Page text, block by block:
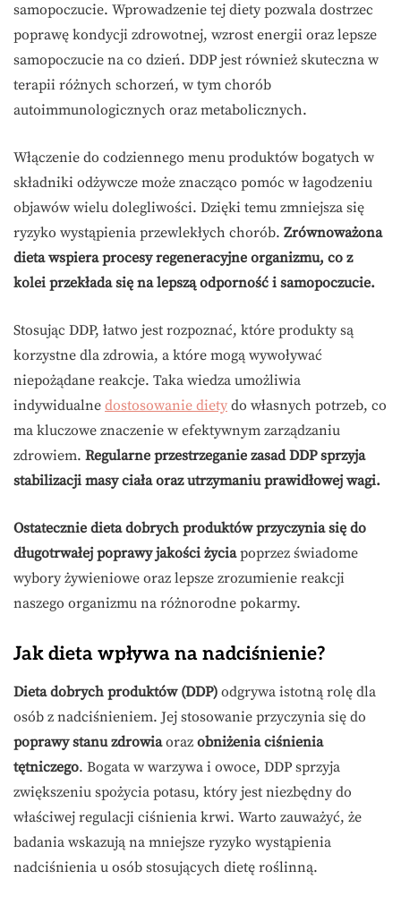
samopoczucie. Wprowadzenie tej diety pozwala dostrzec
poprawę kondycji zdrowotnej, wzrost energii oraz lepsze
samopoczucie na co dzień. DDP jest również skuteczna w
terapii różnych schorzeń, w tym chorób
autoimmunologicznych oraz metabolicznych.
Włączenie do codziennego menu produktów bogatych w
składniki odżywcze może znacząco pomóc w łagodzeniu
objawów wielu dolegliwości. Dzięki temu zmniejsza się
ryzyko wystąpienia przewlekłych chorób. Zrównoważona
dieta wspiera procesy regeneracyjne organizmu, co z
kolei przekłada się na lepszą odporność i samopoczucie.
Stosując DDP, łatwo jest rozpoznać, które produkty są
korzystne dla zdrowia, a które mogą wywoływać
niepożądane reakcje. Taka wiedza umożliwia
indywidualne dostosowanie diety do własnych potrzeb, co
ma kluczowe znaczenie w efektywnym zarządzaniu
zdrowiem. Regularne przestrzeganie zasad DDP sprzyja
stabilizacji masy ciała oraz utrzymaniu prawidłowej wagi.
Ostatecznie dieta dobrych produktów przyczynia się do
długotrwałej poprawy jakości życiapoprzez świadome
wybory żywieniowe oraz lepsze zrozumienie reakcji
naszego organizmu na różnorodne pokarmy.
Jak dieta wpływa na nadciśnienie?
Dieta dobrych produktów (DDP) odgrywa istotną rolę dla
osób z nadciśnieniem. Jej stosowanie przyczynia się do
poprawy stanu zdrowiaoraz obniżenia ciśnienia
tętniczego. Bogata w warzywa i owoce, DDP sprzyja
zwiększeniu spożycia potasu, który jest niezbędny do
właściwej regulacji ciśnienia krwi. Warto zauważyć, że
badania wskazują na mniejsze ryzyko wystąpienia
nadciśnienia u osób stosujących dietę roślinną.